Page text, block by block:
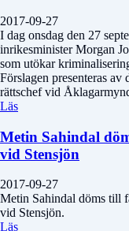
2017-09-27
I dag onsdag den 27
inrikesminister Morgan
som utökar
Förslagen presenteras av
rättschef vid
Läs
Metin Sahindal
vid Stensjön
2017-09-27
Metin Sahindal döms till
vid Stensjön.
Läs